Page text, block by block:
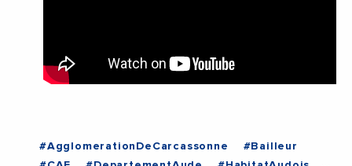
#AgglomerationDeCarcassonne
#Bailleur